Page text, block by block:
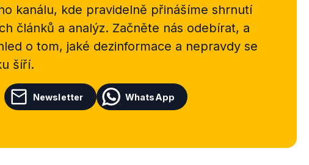
kanálu, kde pravidelně přinášíme shrnutí
článků a analýz. Začněte nás odebírat, a
o tom, jaké dezinformace a nepravdy se
šíří.
Newsletter WhatsApp